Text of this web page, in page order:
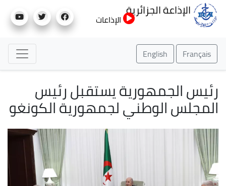
إلى
الإذاعة الجزائرية
الإذاعات
Français
English
رئيس الجمهورية يستقبل رئيس
المجلس الوطني لجمهورية الكونغو